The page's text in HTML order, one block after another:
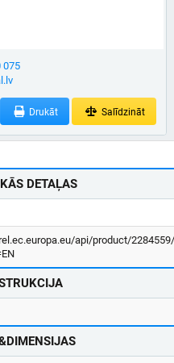
075
Drukāt Salīdzināt
DETAĻAS
api/product/